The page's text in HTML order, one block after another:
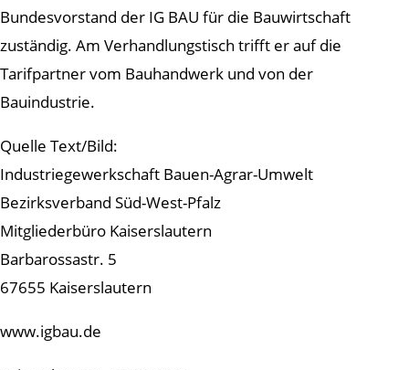
Bundesvorstand der IG BAU für die Bauwirtschaft
zuständig. Am Verhandlungstisch trifft er auf die
Tarifpartner vom Bauhandwerk und von der
Bauindustrie.
Quelle Text/Bild:
Industriegewerkschaft Bauen-Agrar-Umwelt
Bezirksverband Süd-West-Pfalz
Mitgliederbüro Kaiserslautern
Barbarossastr. 5
67655 Kaiserslautern
www.igbau.de